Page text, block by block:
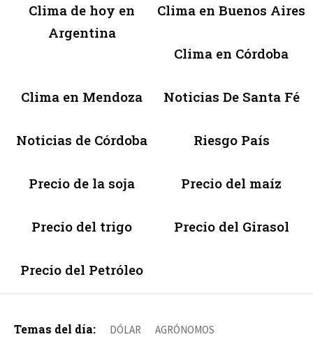
Clima de hoy en
Argentina
Clima en Buenos Aires
Clima en Córdoba
Clima en Mendoza Noticias De Santa Fé
Noticias de Córdoba Riesgo País
Precio de la soja Precio del maíz
Precio del trigo Precio del Girasol
Precio del Petróleo
Temas del día: DÓLAR AGRÓNOMOS